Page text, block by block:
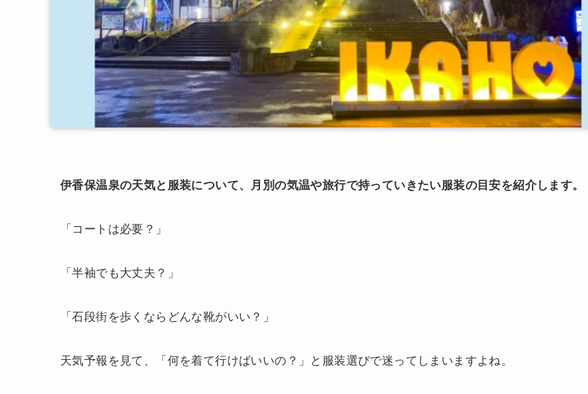
伊香保温泉の天気と服装について、月別の気温や旅行で持っていきたい服装の目安を紹介します。
「コートは必要？」
「半袖でも大丈夫？」
「石段街を歩くならどんな靴がいい？」
天気予報を見て、「何を着て行けばいいの？」と服装選びで迷ってしまいますよね。